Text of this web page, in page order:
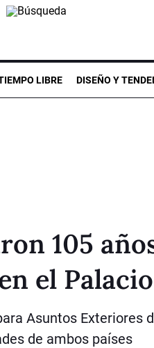
LIBRE DISEÑO Y
105
el
Asuntos Exteriores
de ambos países